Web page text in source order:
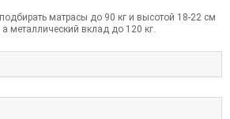
матрасы до 90 кг и высотой 18-22 см
металлический вклад до 120 кг.